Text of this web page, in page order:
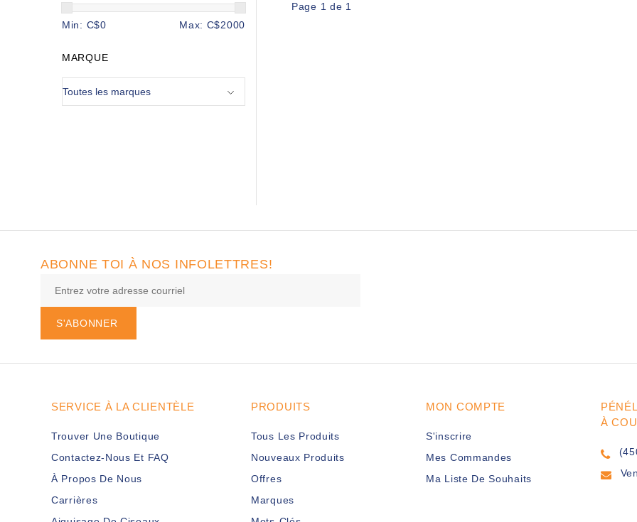
Min: C$0 Max: C$2000
MARQUE
Page 1 de 1
ABONNE TOI À NOS INFOLETTRES!
S'ABONNER
SERVICE À LA CLIENTÈLE
Trouver Une Boutique
Contactez-Nous Et FAQ
À Propos De Nous
Carrières
PRODUITS
Tous Les Produits
Nouveaux Produits
Offres
Marques
MON COMPTE
S'inscrire
Mes Commandes
Ma Liste De Souhaits
À